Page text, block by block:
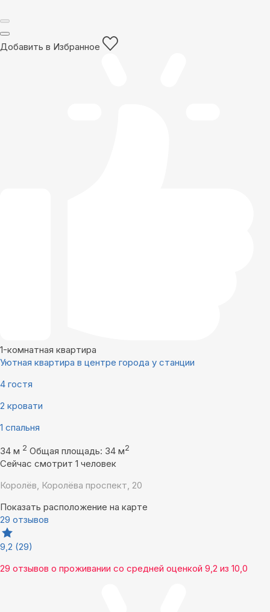
Добавить в Избранное
1-комнатная квартира
Уютная квартира в центре города у станции
4 гостя
2 кровати
1 спальня
34 м 2 Общая площадь: 34 м2
Сейчас смотрит 1 человек
Королёв, Королёва проспект, 20
Показать расположение на карте
29 отзывов
9,2 (29)
29 отзывов о проживании со средней оценкой 9,2 из 10,0